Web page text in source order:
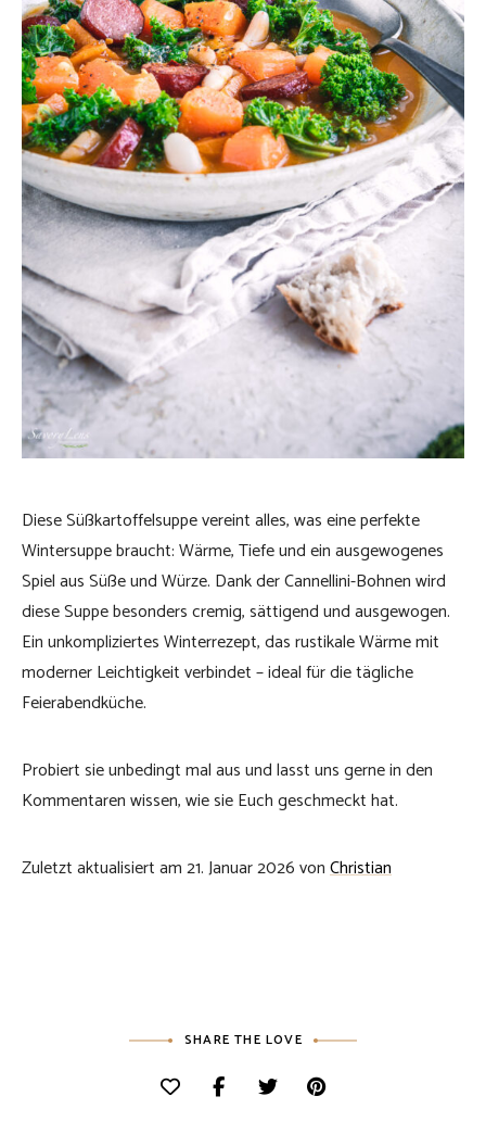
Diese Süßkartoffelsuppe vereint alles, was eine perfekte
Wintersuppe braucht: Wärme, Tiefe und ein ausgewogenes
Spiel aus Süße und Würze. Dank der Cannellini-Bohnen wird
diese Suppe besonders cremig, sättigend und ausgewogen.
Ein unkompliziertes Winterrezept, das rustikale Wärme mit
moderner Leichtigkeit verbindet – ideal für die tägliche
Feierabendküche.
Probiert sie unbedingt mal aus und lasst uns gerne in den
Kommentaren wissen, wie sie Euch geschmeckt hat.
Zuletzt aktualisiert am 21. Januar 2026 vonChristian
SHARE THE LOVE